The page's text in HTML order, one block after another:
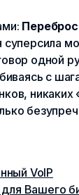
суперсила
одной
с
никаких
VoIP
Вашего